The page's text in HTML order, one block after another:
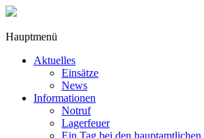
Hauptmenü
Aktuelles
Einsätze
News
Informationen
Notruf
Lagerfeuer
Ein Tag bei den